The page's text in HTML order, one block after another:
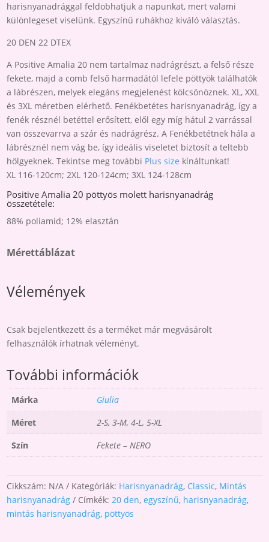
harisnyanadrággal feldobhatjuk a napunkat, mert valami
különlegeset viselünk. Egyszínű ruhákhoz kiváló választás.
20 DEN 22 DTEX
A Positive Amalia 20 nem tartalmaz nadrágrészt, a felső része
fekete, majd a comb felső harmadától lefele pöttyök találhatók
a lábrészen, melyek elegáns megjelenést kölcsönöznek. XL, XXL
és 3XL méretben elérhető. Fenékbetétes harisnyanadrág, így a
fenék résznél betéttel erősített, elől egy míg hátul 2 varrással
van összevarrva a szár és nadrágrész. A Fenékbetétnek hála a
lábrésznél nem vág be, így ideális viseletet biztosít a teltebb
hölgyeknek. Tekintse meg további Plus size kínáltunkat!
XL 116-120cm; 2XL 120-124cm; 3XL 124-128cm
Positive Amalia 20 pöttyös molett harisnyanadrág
összetétele:
88% poliamid; 12% elasztán
Mérettáblázat
Vélemények
Csak bejelentkezett és a terméket már megvásárolt
felhasználók írhatnak véleményt.
További információk
Márka
Giulia
Méret
2-S, 3-M, 4-L, 5-XL
Szín
Fekete – NERO
Cikkszám: N/A Kategóriák: Harisnyanadrág, Classic, Mintás
harisnyanadrág
Címkék:20 den,egyszínű, harisnyanadrág,
mintás harisnyanadrág, pöttyös